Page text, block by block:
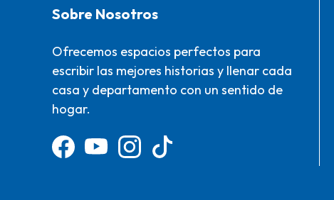
Sobre Nosotros
Ofrecemos espacios perfectos para
escribir las mejores historias y llenar cada
casa y departamento con un sentido de
hogar.